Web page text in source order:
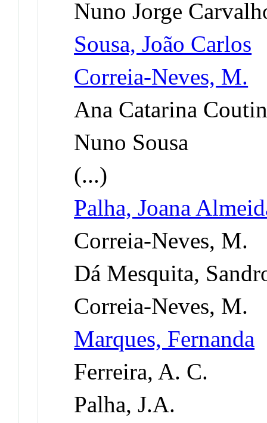
Nuno Jorge
Sousa, João Carlos
Correia-Neves, M.
Ana Catarina
Nuno Sousa
(...)
Palha, Joana
Correia-Neves, M.
Dá Mesquita,
Correia-Neves, M.
Marques, Fernanda
Ferreira, A. C.
Palha, J.A.